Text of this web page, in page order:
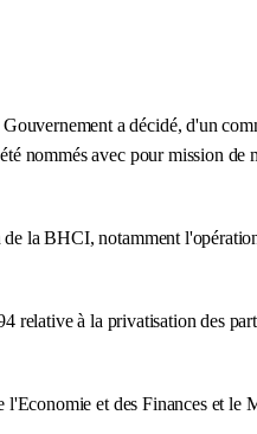
a décidé, d'un
nommés avec pour mission
la BHCI, notamment
à la privatisation des
et des Finances et le